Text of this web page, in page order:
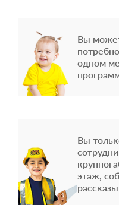
Вы
одном
Вы
этаж,